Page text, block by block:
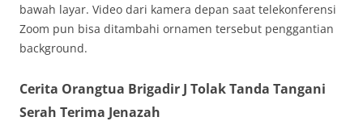
bawah layar. Video dari kamera depan saat telekonferensi
Zoom pun bisa ditambahi ornamen tersebut penggantian
background.
Cerita Orangtua Brigadir J Tolak Tanda Tangani
Serah Terima Jenazah